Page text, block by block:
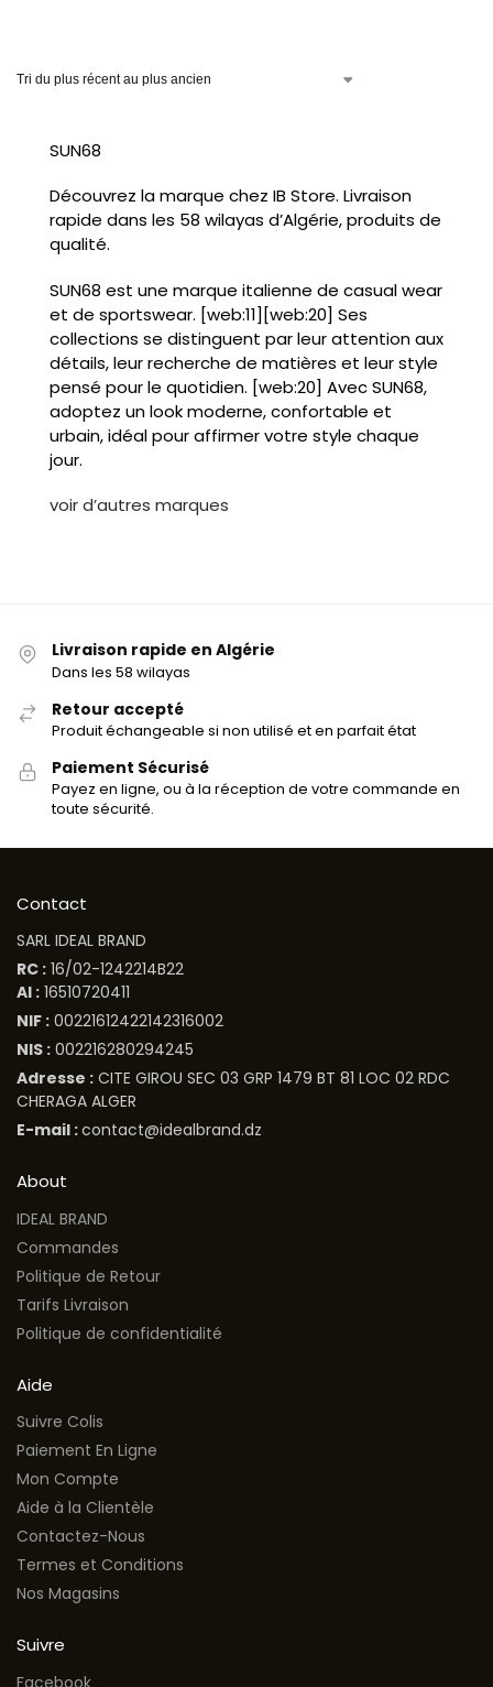
SUN68
Découvrez la marque chez IB Store. Livraison
rapide dans les 58 wilayas d’Algérie, produits de
qualité.
SUN68 est une marque italienne de casual wear
et de sportswear. [web:11][web:20] Ses
collections se distinguent par leur attention aux
détails, leur recherche de matières et leur style
pensé pour le quotidien. [web:20] Avec SUN68,
adoptez un look moderne, confortable et
urbain, idéal pour affirmer votre style chaque
jour.
voir d’autres marques
Livraison rapide en Algérie
Dans les 58 wilayas
Retour accepté
Produit échangeable si non utilisé et en parfait état
Paiement Sécurisé
Payez en ligne, ou à la réception de votre commande en
toute sécurité.
Contact
SARL IDEAL BRAND
RC : 16/02-1242214B22
AI : 16510720411
NIF : 00221612422142316002
NIS : 002216280294245
Adresse : CITE GIROU SEC 03 GRP 1479 BT 81 LOC 02 RDC
CHERAGA ALGER
E-mail :contact@idealbrand.dz
About
IDEAL BRAND
Commandes
Politique de Retour
Tarifs Livraison
Politique de confidentialité
Aide
Suivre Colis
Paiement En Ligne
Mon Compte
Aide à la Clientèle
Contactez-Nous
Termes et Conditions
Nos Magasins
Suivre
Facebook